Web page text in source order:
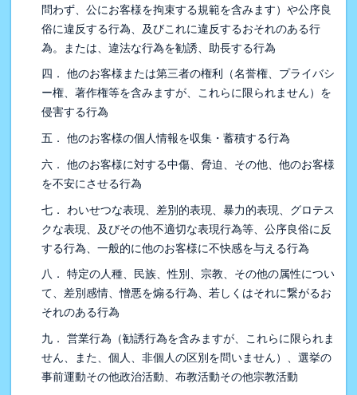
問わず、公にお客様を拘束する規範を含みます）や公序良
俗に違反する行為、及びこれに違反するおそれのある行
為。または、違法な行為を勧誘、助長する行為
四． 他のお客様または第三者の権利（名誉権、プライバシ
ー権、著作権等を含みますが、これらに限られません）を
侵害する行為
五． 他のお客様の個人情報を収集・蓄積する行為
六． 他のお客様に対する中傷、脅迫、その他、他のお客様
を不安にさせる行為
七． わいせつな表現、差別的表現、暴力的表現、グロテス
クな表現、及びその他不適切な表現行為等、公序良俗に反
する行為、一般的に他のお客様に不快感を与える行為
八． 特定の人種、民族、性別、宗教、その他の属性につい
て、差別感情、憎悪を煽る行為、若しくはそれに繋がるお
それのある行為
九． 営業行為（勧誘行為を含みますが、これらに限られま
せん、また、個人、非個人の区別を問いません）、選挙の
事前運動その他政治活動、布教活動その他宗教活動